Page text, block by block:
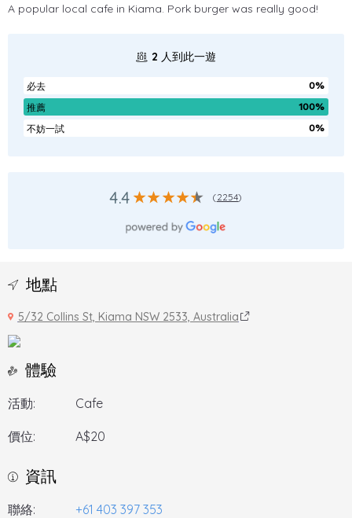
A popular local cafe in Kiama. Pork burger was really good!
2 人到此一遊
必去
0%
推薦
100%
不妨一試
0%
4.4 (2254)
地點
5/32 Collins St, Kiama NSW 2533, Australia
體驗
活動: Cafe
價位: A$20
資訊
聯絡: +61 403 397 353